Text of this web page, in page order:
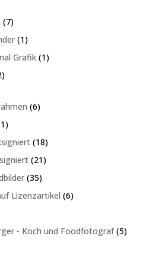
77
Produkte
11
Produkt
Grafik 11
22
66
11
Produkt1818
Produkte
2121
3535
Produkte
Lizenzartikel 66
- Koch und Foodfotograf 55